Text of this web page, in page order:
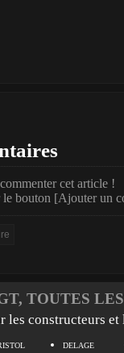
cet article !
bouton [Ajouter un
TOUTES
les constructeurs et
DELAGE